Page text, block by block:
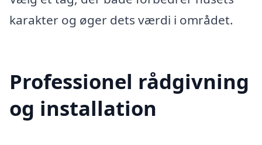
karakter og øger dets værdi i området.
Professionel rådgivning
og installation